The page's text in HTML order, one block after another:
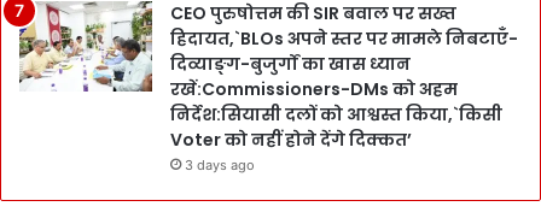
CEO पुरुषोत्तम की SIR बवाल पर सख्त
हिदायत,`BLOs अपने स्तर पर मामले निबटाएँ-
दिव्याङ्ग-बुजुर्गों का खास ध्यान
रखें:Commissioners-DMs को अहम
निर्देश:सियासी दलों को आश्वस्त किया,`किसी
Voter को नहीं होने देंगे दिक्कत’
3 days ago